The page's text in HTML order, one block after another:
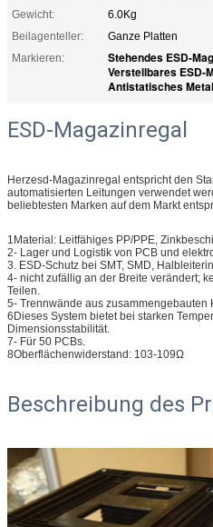
Gewicht:
6.0Kg
Beilagenteller:
Ganze Platten
Markieren:
Stehendes ESD-
Verstellbares ESD-
Antistatisches
ESD-Magazinregal
Herzesd-Magazinregal entspricht den
automatisierten Leitungen verwendet
beliebtesten Marken auf dem Markt
1Material: Leitfähiges PP/PPE,
2- Lager und Logistik von PCB und
3. ESD-Schutz bei SMT, SMD,
4- nicht zufällig an der Breite verändert;
Teilen.
5- Trennwände aus zusammengebauten
6Dieses System bietet bei starken
Dimensionsstabilität.
7- Für 50 PCBs.
8Oberflächenwiderstand: 103-109Ω
Beschreibung des